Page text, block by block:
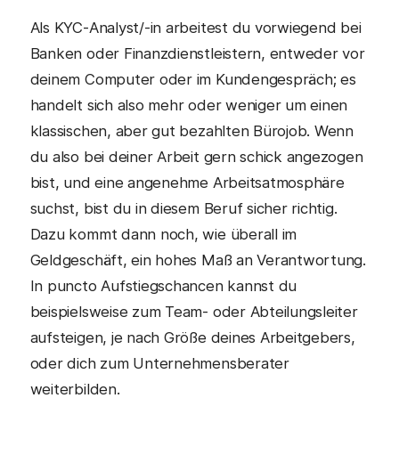
Als KYC-Analyst/-in arbeitest du vorwiegend bei
Banken oder Finanzdienstleistern, entweder vor
deinem Computer oder im Kundengespräch; es
handelt sich also mehr oder weniger um einen
klassischen, aber gut bezahlten Bürojob. Wenn
du also bei deiner Arbeit gern schick angezogen
bist, und eine angenehme Arbeitsatmosphäre
suchst, bist du in diesem Beruf sicher richtig.
Dazu kommt dann noch, wie überall im
Geldgeschäft, ein hohes Maß an Verantwortung.
In puncto Aufstiegschancen kannst du
beispielsweise zum Team- oder Abteilungsleiter
aufsteigen, je nach Größe deines Arbeitgebers,
oder dich zum Unternehmensberater
weiterbilden.